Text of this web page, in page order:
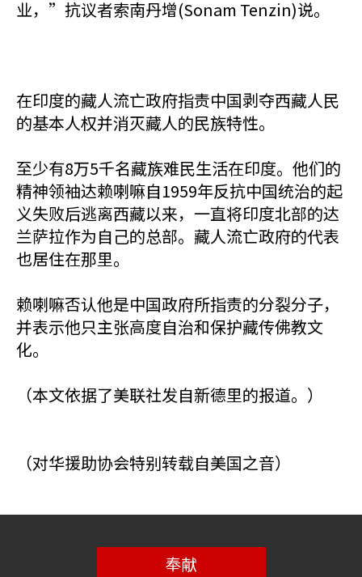
业，”抗议者索南丹增(Sonam Tenzin)说。
在印度的藏人流亡政府指责中国剥夺西藏人民
的基本人权并消灭藏人的民族特性。
至少有8万5千名藏族难民生活在印度。他们的
精神领袖达赖喇嘛自1959年反抗中国统治的起
义失败后逃离西藏以来，一直将印度北部的达
兰萨拉作为自己的总部。藏人流亡政府的代表
也居住在那里。
赖喇嘛否认他是中国政府所指责的分裂分子，
并表示他只主张高度自治和保护藏传佛教文
化。
（本文依据了美联社发自新德里的报道。）
（对华援助协会特别转载自美国之音）
奉献